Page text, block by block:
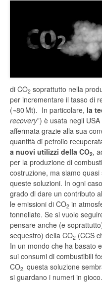
di CO2 soprattutto nella
per incrementare il tasso di
(~80 Mt). In particolare, la
recovery”) è usata negli
affermata grazie alla sua
quantità di petrolio
a nuovi utilizzi della CO2,
per la produzione di
costruzione, ma siamo
queste soluzioni. In ogni
grado di dare un contributo
le emissioni di CO2 in
tonnellate. Se si vuole
pensare anche (e
sequestro) della CO2 (CCS
In un mondo che ha basato
sui consumi di combustibili
CO2, questa soluzione
si guardano i numeri in gioco.